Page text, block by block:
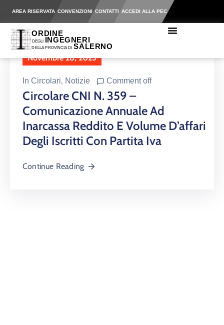
AREA RISERVATA CONVENZIONI CONTATTI ACCEDI ALLA PEC
Novembre 28, 2025
In Circolari‚ Notizie Comment off
Circolare CNI N. 359 –
Comunicazione Annuale Ad
Inarcassa Reddito E Volume D’affari
Degli Iscritti Con Partita Iva
Continue Reading